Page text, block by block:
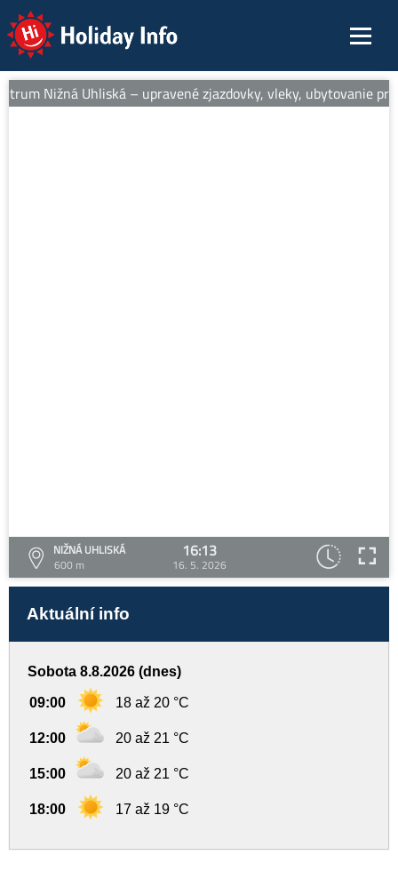
Holiday Info
Nižná Uhliská – upravené zjazdovky, vleky, ubytovanie
NIŽNÁ UHLISKÁ
600 m
16:13
16. 5. 2026
Aktuální info
Sobota 8.8.2026 (dnes)
09:00 18 až 20 °C
12:00 20 až 21 °C
15:00 20 až 21 °C
18:00 17 až 19 °C